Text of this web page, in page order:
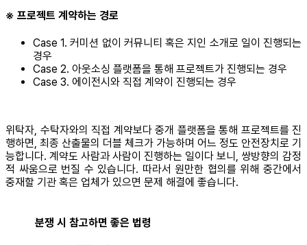
※ 프로젝트 계약하는 경로
Case 1. 커미션 없이 커뮤니티 혹은 지인 소개로 일이 진행되는
경우
Case 2. 아웃소싱 플랫폼을 통해 프로젝트가 진행되는 경우
Case 3. 에이전시와 직접 계약이 진행되는 경우
위탁자, 수탁자와의 직접 계약보다 중개 플랫폼을 통해 프로젝트를 진
행하면, 최종 산출물의 더블 체크가 가능하며 어느 정도 안전장치로 기
능합니다. 계약도 사람과 사람이 진행하는 일이다 보니, 쌍방향의 감정
적 싸움으로 번질 수 있습니다. 따라서 원만한 협의를 위해 중간에서
중재할 기관 혹은 업체가 있으면 문제 해결에 좋습니다.
분쟁 시 참고하면 좋은 법령